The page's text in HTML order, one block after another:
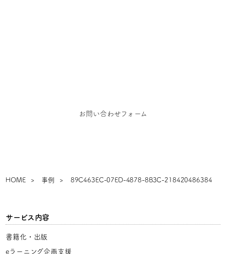
お問い合わせフォーム
HOME 事例 89C463EC-07ED-4878-8B3C-218420486384
サービス内容
書籍化・出版
eラーニング企画支援